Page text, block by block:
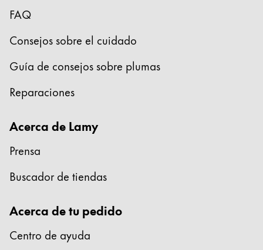
South Africa
Asia-Pacífico
Esta región contiene una lista de países con los
Australia
English
中文
South Korea
한국어
English
Philippines
FAQ
Consejos sobre el cuidado
Guía de consejos sobre plumas
Reparaciones
Acerca de Lamy
Prensa
Buscador de tiendas
Acerca de tu pedido
Centro de ayuda